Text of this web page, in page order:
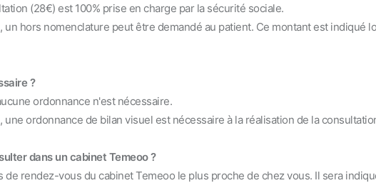
(28€) est 100% prise en charge par la sécurité sociale.
un hors nomenclature peut être demandé au patient. Ce montant est indiqué
?
ordonnance n'est nécessaire.
une ordonnance de bilan visuel est nécessaire à la réalisation de la
dans un cabinet Temeoo ?
rendez-vous du cabinet Temeoo le plus proche de chez vous. Il sera